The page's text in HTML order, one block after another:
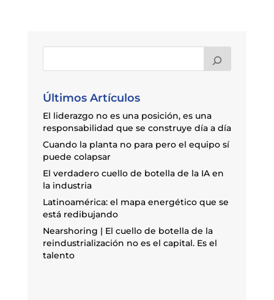
Últimos Artículos
El liderazgo no es una posición, es una
responsabilidad que se construye día a día
Cuando la planta no para pero el equipo sí
puede colapsar
El verdadero cuello de botella de la IA en
la industria
Latinoamérica: el mapa energético que se
está redibujando
Nearshoring | El cuello de botella de la
reindustrialización no es el capital. Es el
talento